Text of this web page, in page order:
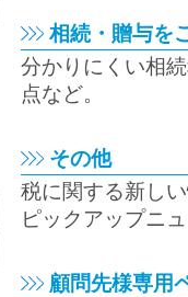
相続・贈与を
分かりにくい相
点など。
その他
税に関する新し
ピックアップニ
顧問先様専用